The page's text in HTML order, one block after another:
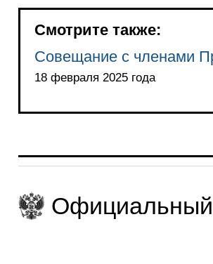
Смотрите также:
Совещание с членами
18 февраля 2025 года
Официальный